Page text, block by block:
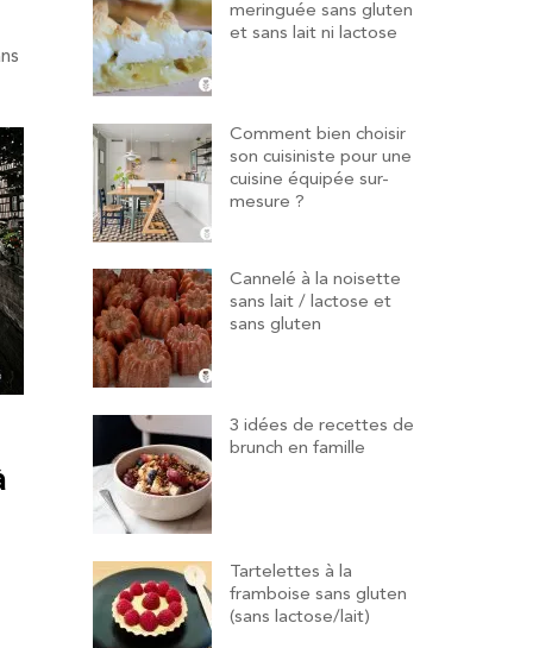
meringuée sans gluten
et sans lait ni lactose
Comment bien choisir
son cuisiniste pour une
cuisine équipée sur-
mesure ?
Cannelé à la noisette
sans lait / lactose et
sans gluten
3 idées de recettes de
brunch en famille
Tartelettes à la
framboise sans gluten
(sans lactose/lait)